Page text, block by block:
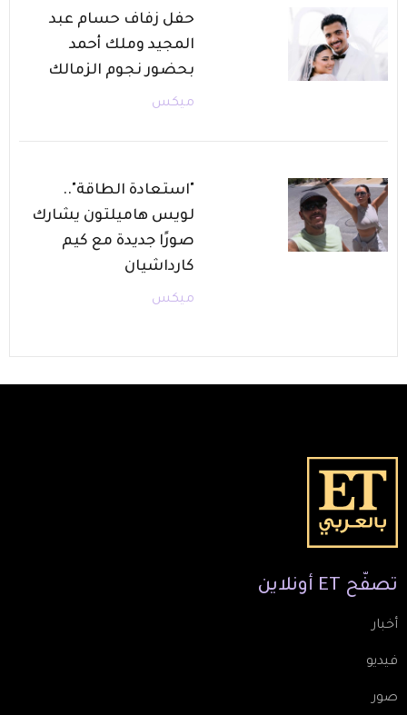
حفل زفاف حسام عبد
المجيد وملك أحمد
بحضور نجوم الزمالك
ميكس
"استعادة الطاقة"..
لويس هاميلتون يشارك
صورًا جديدة مع كيم
كارداشيان
ميكس
تصفّح ET أونلاين
أخبار
فيديو
صور